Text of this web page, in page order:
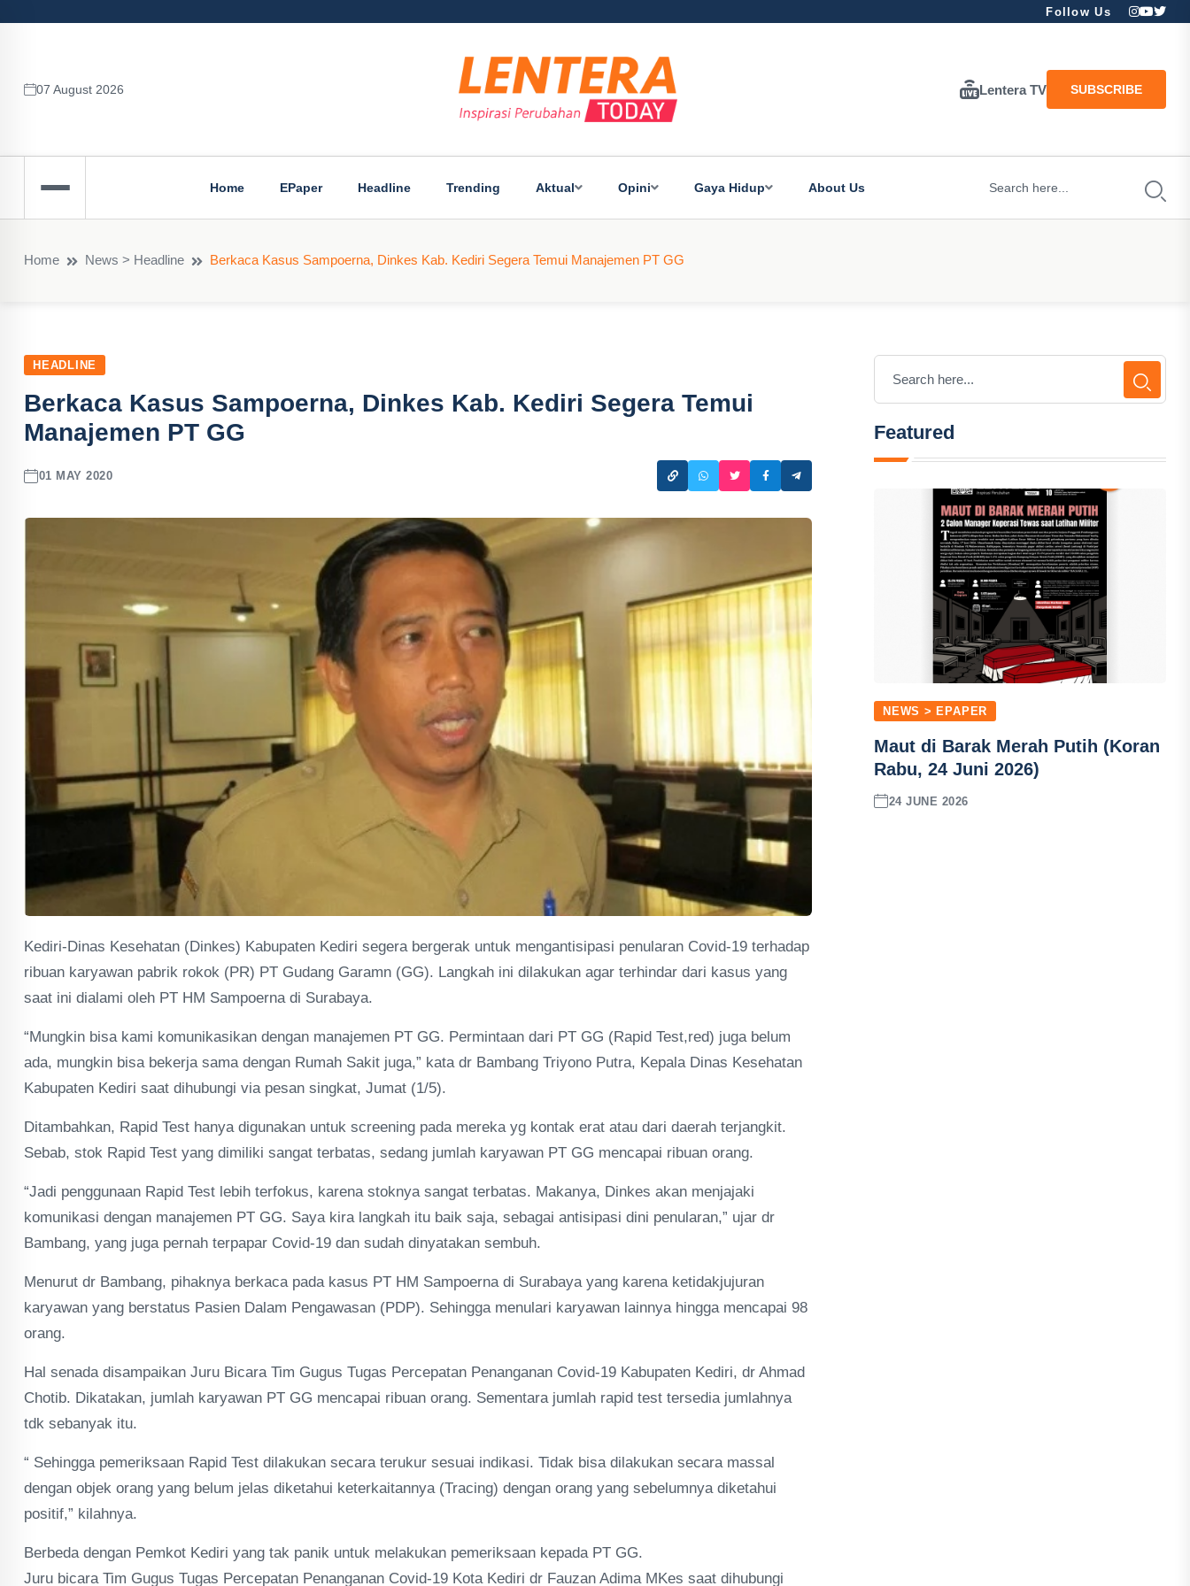
Follow Us
07 August 2026 Lentera TV SUBSCRIBE
Home EPaper Headline Trending Aktual Opini Gaya Hidup About Us
Home News > Headline Berkaca Kasus Sampoerna, Dinkes Kab. Kediri Segera Temui Manajemen PT GG
HEADLINE
Berkaca Kasus Sampoerna, Dinkes Kab. Kediri Segera Temui
Manajemen PT GG
01 MAY 2020
Kediri-Dinas Kesehatan (Dinkes) Kabupaten Kediri segera bergerak untuk mengantisipasi penularan Covid-19 terhadap
ribuan karyawan pabrik rokok (PR) PT Gudang Garamn (GG). Langkah ini dilakukan agar terhindar dari kasus yang
saat ini dialami oleh PT HM Sampoerna di Surabaya.
“Mungkin bisa kami komunikasikan dengan manajemen PT GG. Permintaan dari PT GG (Rapid Test,red) juga belum
ada, mungkin bisa bekerja sama dengan Rumah Sakit juga,” kata dr Bambang Triyono Putra, Kepala Dinas Kesehatan
Kabupaten Kediri saat dihubungi via pesan singkat, Jumat (1/5).
Ditambahkan, Rapid Test hanya digunakan untuk screening pada mereka yg kontak erat atau dari daerah terjangkit.
Sebab, stok Rapid Test yang dimiliki sangat terbatas, sedang jumlah karyawan PT GG mencapai ribuan orang.
“Jadi penggunaan Rapid Test lebih terfokus, karena stoknya sangat terbatas. Makanya, Dinkes akan menjajaki
komunikasi dengan manajemen PT GG. Saya kira langkah itu baik saja, sebagai antisipasi dini penularan,” ujar dr
Bambang, yang juga pernah terpapar Covid-19 dan sudah dinyatakan sembuh.
Menurut dr Bambang, pihaknya berkaca pada kasus PT HM Sampoerna di Surabaya yang karena ketidakjujuran
karyawan yang berstatus Pasien Dalam Pengawasan (PDP). Sehingga menulari karyawan lainnya hingga mencapai 98
orang.
Hal senada disampaikan Juru Bicara Tim Gugus Tugas Percepatan Penanganan Covid-19 Kabupaten Kediri, dr Ahmad
Chotib. Dikatakan, jumlah karyawan PT GG mencapai ribuan orang. Sementara jumlah rapid test tersedia jumlahnya
tdk sebanyak itu.
“ Sehingga pemeriksaan Rapid Test dilakukan secara terukur sesuai indikasi. Tidak bisa dilakukan secara massal
dengan objek orang yang belum jelas diketahui keterkaitannya (Tracing) dengan orang yang sebelumnya diketahui
positif,” kilahnya.
Berbeda dengan Pemkot Kediri yang tak panik untuk melakukan pemeriksaan kepada PT GG.
Juru bicara Tim Gugus Tugas Percepatan Penanganan Covid-19 Kota Kediri dr Fauzan Adima MKes saat dihubungi
Featured
NEWS > EPAPER
Maut di Barak Merah Putih (Koran
Rabu, 24 Juni 2026)
24 JUNE 2026